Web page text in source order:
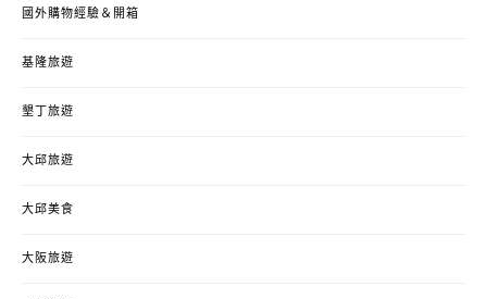
國外購物經驗＆開箱
基隆旅遊
墾丁旅遊
大邱旅遊
大邱美食
大阪旅遊